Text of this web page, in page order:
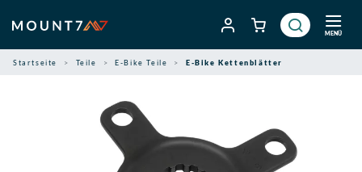
Inhalt
springen
MENÜ
Startseite Teile E-Bike Teile E-Bike Kettenblätter